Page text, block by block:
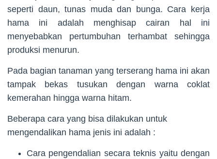
seperti daun, tunas muda dan bunga. Cara kerja
hama ini adalah menghisap cairan hal ini
menyebabkan pertumbuhan terhambat sehingga
produksi menurun.
Pada bagian tanaman yang terserang hama ini akan
tampak bekas tusukan dengan warna coklat
kemerahan hingga warna hitam.
Beberapa cara yang bisa dilakukan untuk
mengendalikan hama jenis ini adalah :
Cara pengendalian secara teknis yaitu dengan